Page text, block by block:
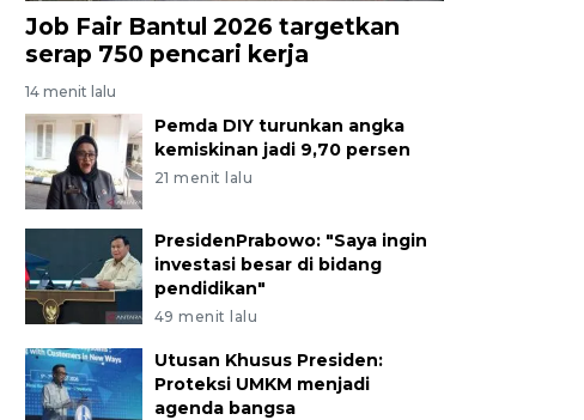
Job Fair Bantul 2026 targetkan
serap 750 pencari kerja
14 menit lalu
Pemda DIY turunkan angka
kemiskinan jadi 9,70 persen
21 menit lalu
PresidenPrabowo: "Saya ingin
investasi besar di bidang
pendidikan"
49 menit lalu
Utusan Khusus Presiden:
Proteksi UMKM menjadi
agenda bangsa